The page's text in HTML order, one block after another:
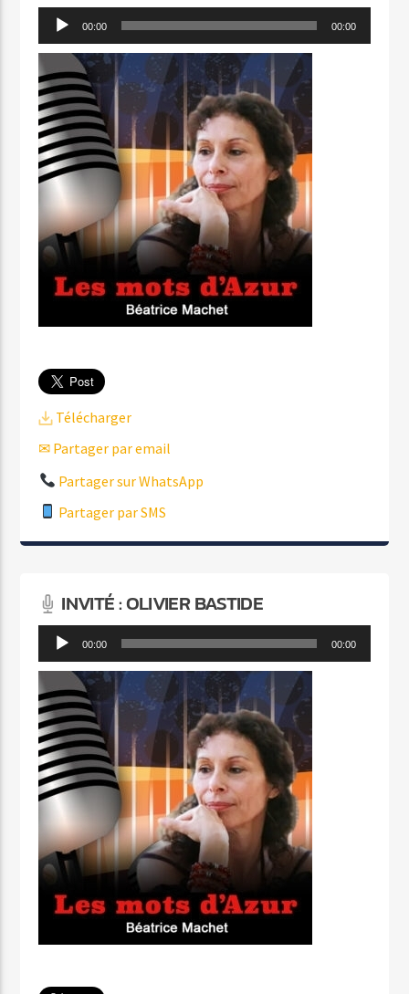
Lecteur 00:00 00:00
Télécharger
✉ Partager par email
Partager sur WhatsApp
Partager par SMS
INVITÉ : OLIVIER BASTIDE
Lecteur 00:00 00:00